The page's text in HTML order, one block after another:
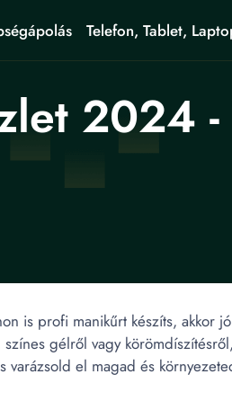
Telefon, Tablet,
2024 -
is profi manikűrt készíts, akkor
gélről vagy
el magad és